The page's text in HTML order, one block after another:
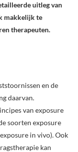
uitleg van
makkelijk te
therapeuten.
en de
daarvan.
van exposure
soorten exposure
in vivo). Ook
kan